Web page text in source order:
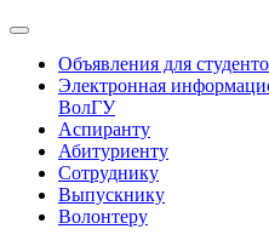
Объявления для
Электронная
ВолГУ
Аспиранту
Абитуриенту
Сотруднику
Выпускнику
Волонтеру